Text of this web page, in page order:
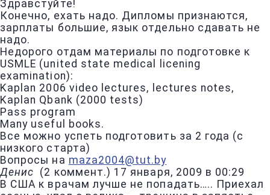
Здравстуйте!
Конечно, ехать надо. Дипломы признаются,
зарплаты большие, язык отдельно сдавать не
надо.
Недорого отдам материалы по подготовке к
USMLE (united state medical licening
examination):
Kaplan 2006 video lectures, lectures notes,
Kaplan Qbank (2000 tests)
Pass program
Many useful books.
Все можно успеть подготовить за 2 года (с
низкого старта)
Вопросы на maza2004@tut.by
Денис (2 коммент.) 17 января, 2009 в 00:29
В США к врачам лучше не попадать….. Приехал